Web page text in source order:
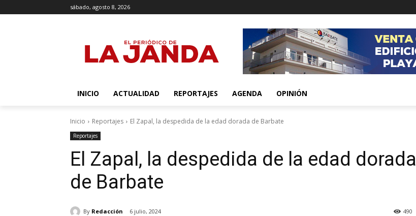
sábado, agosto 8, 2026
INICIO ACTUALIDAD REPORTAJES AGENDA OPINIÓN
Inicio Reportajes El Zapal, la despedida de la edad dorada de Barbate
Reportajes
El Zapal, la despedida de la edad dorada
de Barbate
By Redacción 6 julio, 2024 490